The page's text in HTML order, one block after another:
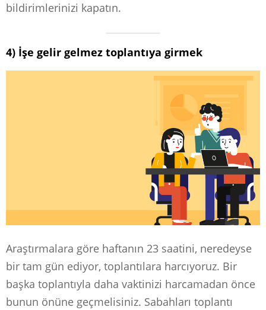
bildirimlerinizi kapatın.
4) İşe gelir gelmez toplantıya girmek
Araştırmalara göre haftanın 23 saatini, neredeyse
bir tam gün ediyor, toplantılara harcıyoruz. Bir
başka toplantıyla daha vaktinizi harcamadan önce
bunun önüne geçmelisiniz. Sabahları toplantı